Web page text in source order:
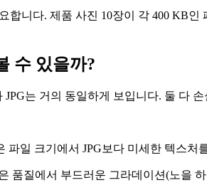
합니다. 제품 사진 10장이 각 400 KB
수 있을까?
JPG는 거의 동일하게 보입니다. 둘 다
파일 크기에서 JPG보다 미세한 텍스
품질에서 부드러운 그라데이션(노을